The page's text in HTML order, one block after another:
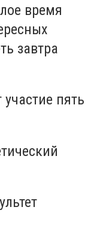
время
завтра
пять